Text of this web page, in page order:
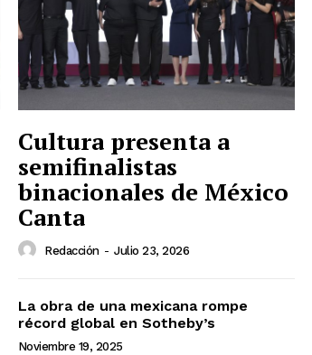
Cultura presenta a
semifinalistas
binacionales de México
Canta
Redacción - Julio 23, 2026
La obra de una mexicana rompe
récord global en Sotheby’s
Noviembre 19, 2025